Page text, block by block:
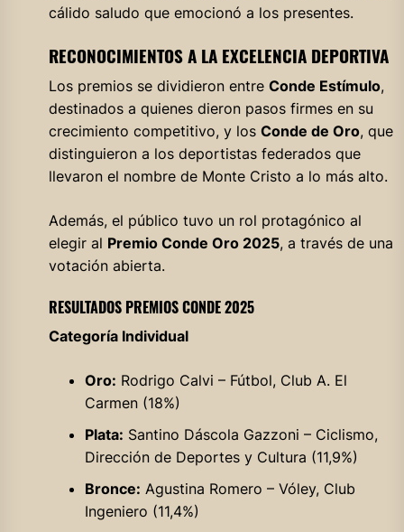
cálido saludo que emocionó a los presentes.
RECONOCIMIENTOS A LA EXCELENCIA DEPORTIVA
Los premios se dividieron entre Conde Estímulo,
destinados a quienes dieron pasos firmes en su
crecimiento competitivo, y los Conde de Oro, que
distinguieron a los deportistas federados que
llevaron el nombre de Monte Cristo a lo más alto.
Además, el público tuvo un rol protagónico al
elegir al Premio Conde Oro 2025, a través de una
votación abierta.
RESULTADOS PREMIOS CONDE 2025
Categoría Individual
Oro: Rodrigo Calvi – Fútbol, Club A. El
Carmen (18%)
Plata: Santino Dáscola Gazzoni – Ciclismo,
Dirección de Deportes y Cultura (11,9%)
Bronce: Agustina Romero – Vóley, Club
Ingeniero (11,4%)